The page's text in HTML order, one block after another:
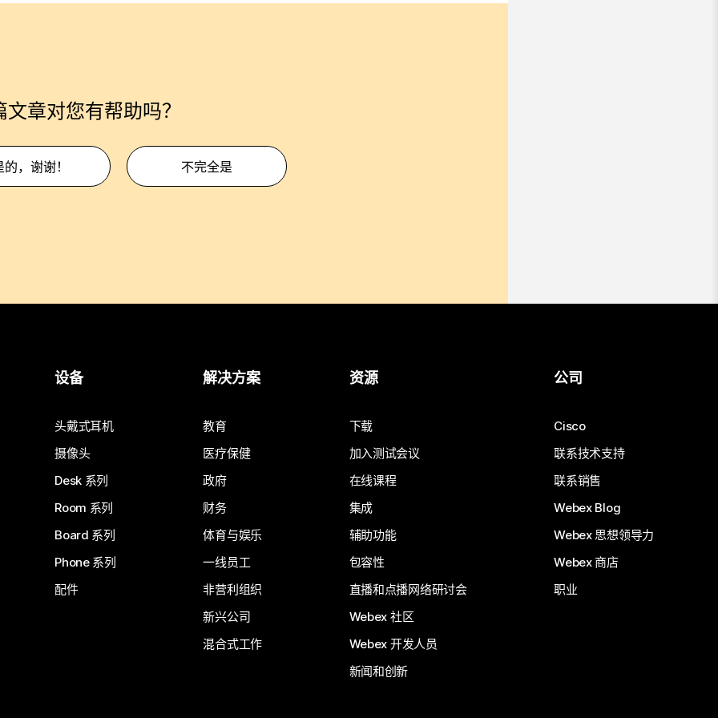
文章对您有帮助吗？
的，谢谢！ 不完全是
设备
头戴式耳机
摄像头
Desk 系列
Room 系列
Board 系列
Phone 系列
配件
解决方案
教育
医疗保健
政府
财务
体育与娱乐
一线员工
非营利组织
新兴公司
混合式工作
资源
下载
加入测试会议
在线课程
集成
辅助功能
包容性
直播和点播网络研讨会
Webex 社区
Webex 开发人员
新闻和创新
公司
Cisco
联系技术支持
联系销售
Webex Blog
Webex 思想领导力
Webex 商店
职业